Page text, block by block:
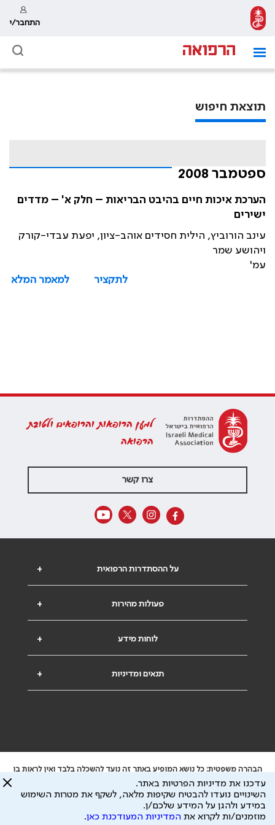
התחבר/י
תוצאת חיפוש
ספטמבר 2008
הערכת איכות חיים בהיבט הבריאות – חלק א' – מדדים
ישירים
עינב הורוביץ, הילית חסידים אוהב-ציון, יפעת עבדי-קורק
ויהושע שמר
עמ'
לתקציר
למאמר המלא
למען הרופאות והרופאים ולטובת
הרפואה
צרו קשר
+ על ההסתדרות הרפואית
+ פעולות מהירות
+ לוחות מידע
+ תנאים ומדיניות
הבהרה משפטית: כל נושא המופיע באתר זה נועד להשכלה בלבד ואין לראות בו
ייעוץ רפואי או משפטי. אין הר"י אחראית לתוכן המתפרסם באתר זה ולכל נזק
שעלול להיגרם.
ידוע לי שהר"י אוספת ושומרת מידע אישי לצורך מתן השרות וכי חלק ממנו עשוי
להיות מועבר לצדדים שלישיים, הכל בכפוף למדיניות הפרטיות
עדכנו את מדיניות הפרטיות באתר.
השינויים נועדו להבטיח שקיפות מלאה, לשקף את מטרות השימוש
במידע ולהגן על המידע שלכם/ן.
מוזמנים/ות לקרוא את המדיניות המעודכנת כאן.